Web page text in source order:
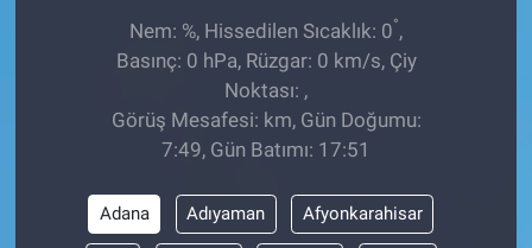
Nem: %, Hissedilen Sıcaklık: 0°,
Basınç: 0 hPa, Rüzgar: 0 km/s, Çiy
Noktası: ,
Görüş Mesafesi: km, Gün Doğumu:
7:49, Gün Batımı: 17:51
Adana Adıyaman Afyonkarahisar